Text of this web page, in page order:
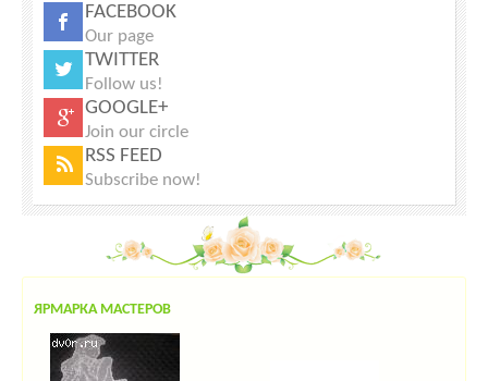
FACEBOOK
Our page
TWITTER
Follow us!
GOOGLE+
Join our circle
RSS FEED
Subscribe now!
ЯРМАРКА МАСТЕРОВ